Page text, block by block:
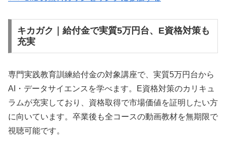
キカガク｜給付金で実質5万円台、E資格対策も
充実
専門実践教育訓練給付金の対象講座で、実質5万円台から
AI・データサイエンスを学べます。E資格対策のカリキュ
ラムが充実しており、資格取得で市場価値を証明したい方
に向いています。卒業後も全コースの動画教材を無期限で
視聴可能です。